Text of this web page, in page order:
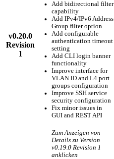
v0.20.0
Revision
1
Add bidirectional filter
capability
Add IPv4/IPv6 Address
Group filter option
Add configurable
authentication timeout
setting
Add CLI login banner
functionality
Improve interface for
VLAN ID and L4 port
groups configuration
Improve SSH service
security configuration
Fix minor issues in
GUI and REST API
Zum Anzeigen von
Details zu Version
v0.19.0 Revision 1
anklicken